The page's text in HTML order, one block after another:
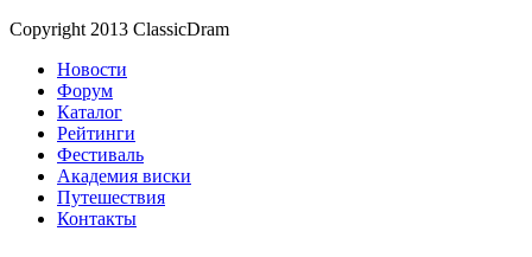
Copyright 2013 ClassicDram
Новости
Форум
Каталог
Рейтинги
Фестиваль
Академия виски
Путешествия
Контакты